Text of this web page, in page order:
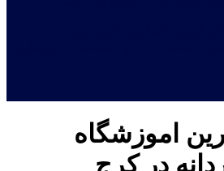
اموزشگاه
در کرج